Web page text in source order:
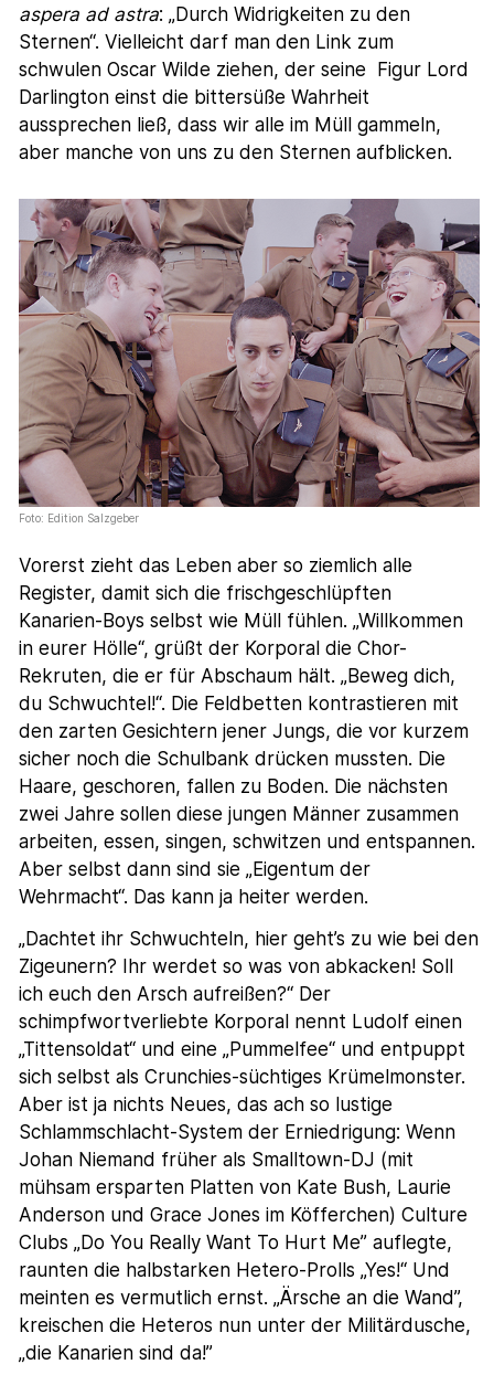
aspera ad astra: „Durch Widrigkeiten zu den
Sternen“. Vielleicht darf man den Link zum
schwulen Oscar Wilde ziehen, der seine Figur Lord
Darlington einst die bittersüße Wahrheit
aussprechen ließ, dass wir alle im Müll gammeln,
aber manche von uns zu den Sternen aufblicken.
Foto: Edition Salzgeber
Vorerst zieht das Leben aber so ziemlich alle
Register, damit sich die frischgeschlüpften
Kanarien-Boys selbst wie Müll fühlen. „Willkommen
in eurer Hölle“, grüßt der Korporal die Chor-
Rekruten, die er für Abschaum hält. „Beweg dich,
du Schwuchtel!“. Die Feldbetten kontrastieren mit
den zarten Gesichtern jener Jungs, die vor kurzem
sicher noch die Schulbank drücken mussten. Die
Haare, geschoren, fallen zu Boden. Die nächsten
zwei Jahre sollen diese jungen Männer zusammen
arbeiten, essen, singen, schwitzen und entspannen.
Aber selbst dann sind sie „Eigentum der
Wehrmacht“. Das kann ja heiter werden.
„Dachtet ihr Schwuchteln, hier geht’s zu wie bei den
Zigeunern? Ihr werdet so was von abkacken! Soll
ich euch den Arsch aufreißen?“ Der
schimpfwortverliebte Korporal nennt Ludolf einen
„Tittensoldat“ und eine „Pummelfee“ und entpuppt
sich selbst als Crunchies-süchtiges Krümelmonster.
Aber ist ja nichts Neues, das ach so lustige
Schlammschlacht-System der Erniedrigung: Wenn
Johan Niemand früher als Smalltown-DJ (mit
mühsam ersparten Platten von Kate Bush, Laurie
Anderson und Grace Jones im Köfferchen) Culture
Clubs „Do You Really Want To Hurt Me” auflegte,
raunten die halbstarken Hetero-Prolls „Yes!“ Und
meinten es vermutlich ernst. „Ärsche an die Wand”,
kreischen die Heteros nun unter der Militärdusche,
„die Kanarien sind da!”